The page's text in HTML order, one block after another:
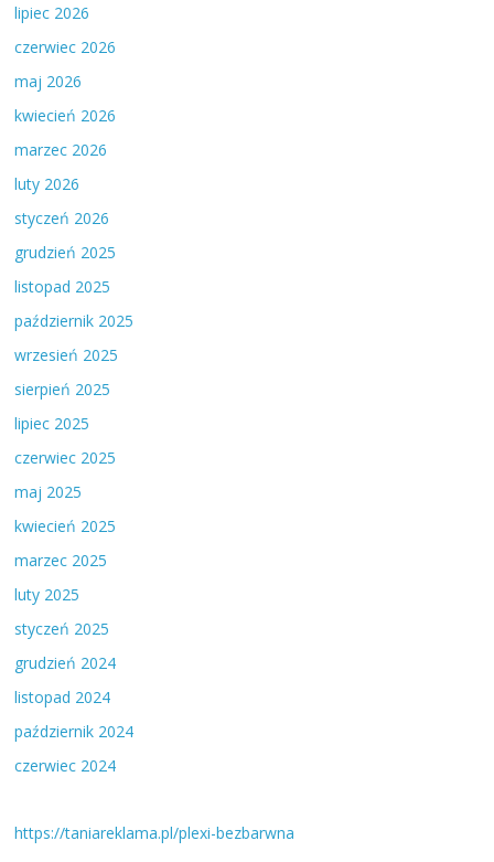
lipiec 2026
czerwiec 2026
maj 2026
kwiecień 2026
marzec 2026
luty 2026
styczeń 2026
grudzień 2025
listopad 2025
październik 2025
wrzesień 2025
sierpień 2025
lipiec 2025
czerwiec 2025
maj 2025
kwiecień 2025
marzec 2025
luty 2025
styczeń 2025
grudzień 2024
listopad 2024
październik 2024
czerwiec 2024
https://taniareklama.pl/plexi-bezbarwna